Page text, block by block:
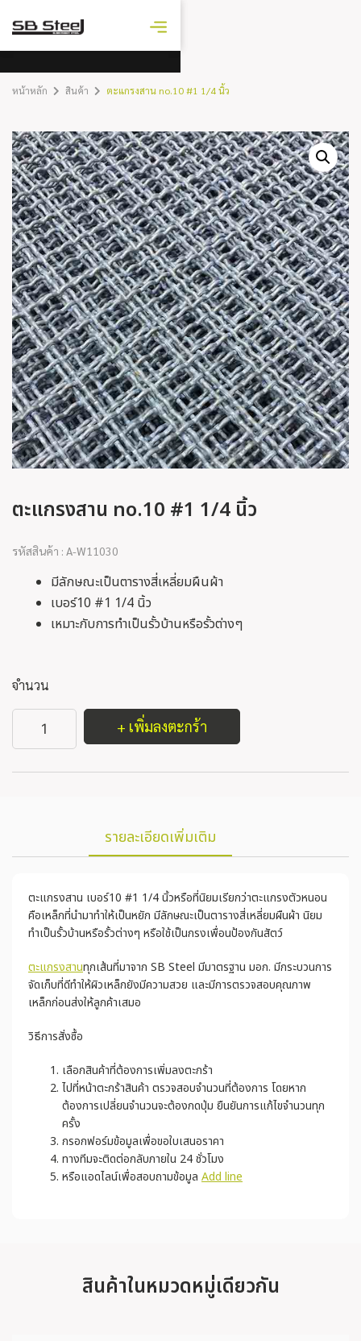
ราคาเหล็ก
หน้าหลัก สินค้า ตะแกรงสาน no.10 #1 1/4 นิ้ว
ตะแกรงสาน no.10 #1 1/4 นิ้ว
รหัสสินค้า : A-W11030
มีลักษณะเป็นตารางสี่เหลี่ยมผืนผ้า
เบอร์10 #1 1/4 นิ้ว
เหมาะกับการทำเป็นรั้วบ้านหรือรั้วต่างๆ
จำนวน
+ เพิ่มลงตะกร้า
รายละเอียดเพิ่มเติม
ตะแกรงสาน เบอร์10 #1 1/4 นิ้วหรือที่นิยมเรียกว่าตะแกรงตัวหนอน
คือเหล็กที่นำมาทำให้เป็นหยัก มีลักษณะเป็นตารางสี่เหลี่ยมผืนผ้า นิยม
ทำเป็นรั้วบ้านหรือรั้วต่างๆ หรือใช้เป็นกรงเพื่อนป้องกันสัตว์
ตะแกรงสานทุกเส้นที่มาจาก SB Steel มีมาตรฐาน มอก. มีกระบวนการ
จัดเก็บที่ดีทำให้ผิวเหล็กยังมีความสวย และมีการตรวจสอบคุณภาพ
เหล็กก่อนส่งให้ลูกค้าเสมอ
วิธีการสั่งซื้อ
เลือกสินค้าที่ต้องการเพิ่มลงตะกร้า
ไปที่หน้าตะกร้าสินค้า ตรวจสอบจำนวนที่ต้องการ โดยหาก
ต้องการเปลี่ยนจำนวนจะต้องกดปุ่ม ยืนยันการแก้ไขจำนวนทุก
ครั้ง
กรอกฟอร์มข้อมูลเพื่อขอใบเสนอราคา
ทางทีมจะติดต่อกลับภายใน 24 ชั่วโมง
หรือแอดไลน์เพื่อสอบถามข้อมูล Add line
สินค้าในหมวดหมู่เดียวกัน